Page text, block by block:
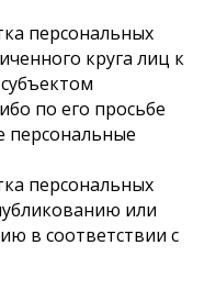
персональных
круга лиц к
по его просьбе
персональные
персональных
или
в соответствии с